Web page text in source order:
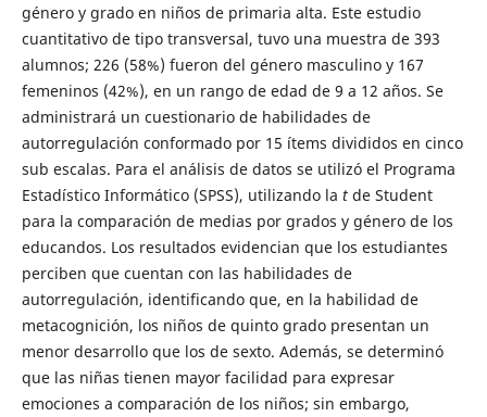
género y grado en niños de primaria alta. Este estudio
cuantitativo de tipo transversal, tuvo una muestra de 393
alumnos; 226 (58%) fueron del género masculino y 167
femeninos (42%), en un rango de edad de 9 a 12 años. Se
administrará un cuestionario de habilidades de
autorregulación conformado por 15 ítems divididos en cinco
sub escalas. Para el análisis de datos se utilizó el Programa
Estadístico Informático (SPSS), utilizando la tde Student
para la comparación de medias por grados y género de los
educandos. Los resultados evidencian que los estudiantes
perciben que cuentan con las habilidades de
autorregulación, identificando que, en la habilidad de
metacognición, los niños de quinto grado presentan un
menor desarrollo que los de sexto. Además, se determinó
que las niñas tienen mayor facilidad para expresar
emociones a comparación de los niños; sin embargo,